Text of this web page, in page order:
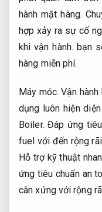
hành mặt hàng.
hợp xảy ra sự cố
khi vận hành. bạn
hàng miễn phí.
Máy móc. Vận hành
dụng luôn hiện
Boiler. Đáp ứng
fuel với đến rộng
Hỗ trợ kỹ thuật
ứng tiêu chuẩn an
cân xứng với rộng